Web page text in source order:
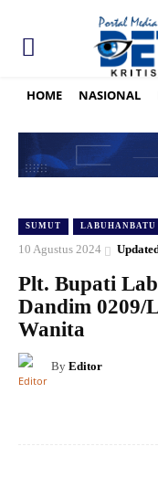
HOME NASIONAL
SUMUT LABUHANBATU
10 Agustus 2024
Plt. Bupati
Dandim 0209/
Wanita
By Editor